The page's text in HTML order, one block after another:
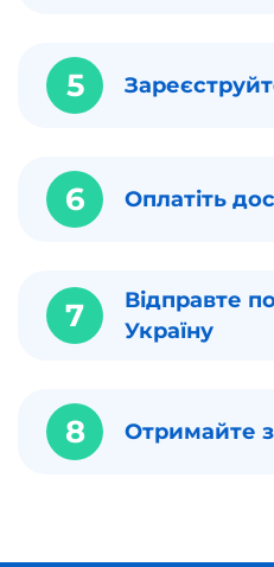
5
6 Оплатіть
7
Відправте
Україну
8 Отримайте